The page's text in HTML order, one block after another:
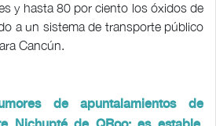
y hasta 80 por ciento los óxidos de
a un sistema de transporte público
Cancún.
de apuntalamientos de